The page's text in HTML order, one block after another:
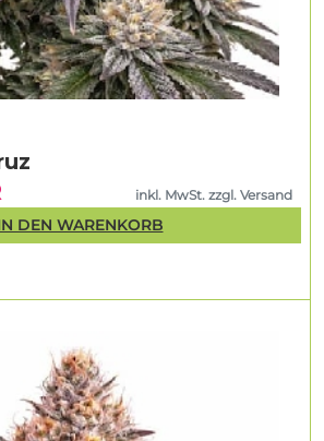
inkl. MwSt. zzgl. Versand
DEN WARENKORB